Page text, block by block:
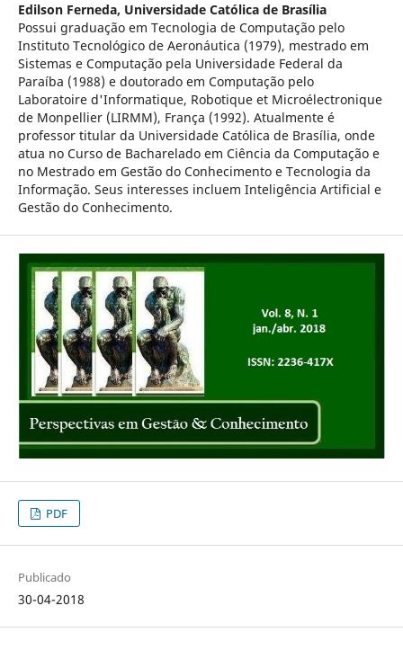
Edilson Ferneda, Universidade Católica de Brasília
Possui graduação em Tecnologia de Computação pelo
Instituto Tecnológico de Aeronáutica (1979), mestrado em
Sistemas e Computação pela Universidade Federal da
Paraíba (1988) e doutorado em Computação pelo
Laboratoire d'Informatique, Robotique et Microélectronique
de Monpellier (LIRMM), França (1992). Atualmente é
professor titular da Universidade Católica de Brasília, onde
atua no Curso de Bacharelado em Ciência da Computação e
no Mestrado em Gestão do Conhecimento e Tecnologia da
Informação. Seus interesses incluem Inteligência Artificial e
Gestão do Conhecimento.
PDF
Publicado
30-04-2018